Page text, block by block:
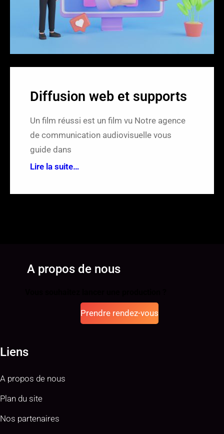
Diffusion web et supports
Un film réussi est un film vu Notre agence
de communication audiovisuelle vous
guide dans
Lire la suite…
A propos de nous
Prendre rendez-vous
Liens
A propos de nous
Plan du site
Nos partenaires